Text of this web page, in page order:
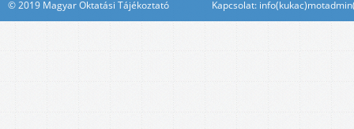
© 2019 Magyar Oktatási Tájékoztató Kapcsolat: